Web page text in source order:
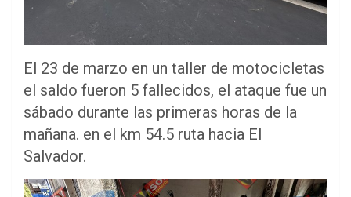
El 23 de marzo en un taller de motocicletas
el saldo fueron 5 fallecidos, el ataque fue un
sábado durante las primeras horas de la
mañana. en el km 54.5 ruta hacia El
Salvador.